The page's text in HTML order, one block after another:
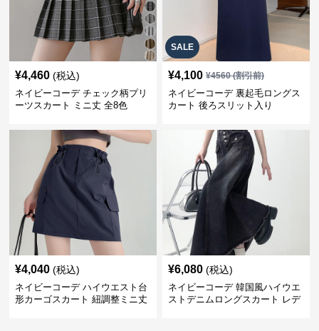
¥4,460 (税込)
ネイビーコーデ チェック柄プリ
ーツスカート ミニ丈 全8色
SALE
¥4,100 ¥4560(割引前)
ネイビーコーデ 裏起毛ロングス
カート 後ろスリット入り
¥4,040 (税込)
ネイビーコーデ ハイウエスト台
形カーゴスカート 紐調整ミニ丈
¥6,080 (税込)
ネイビーコーデ 韓国風ハイウエ
ストデニムロングスカート レデ